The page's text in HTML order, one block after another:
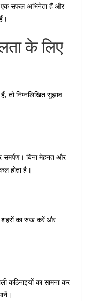
सफल अभिनेता हैं और
के लिए
तो निम्नलिखित सुझाव
बिना मेहनत और
होता है।
शहरों का रुख करें और
कठिनाइयों का सामना कर